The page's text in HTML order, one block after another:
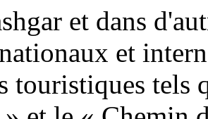
et dans
et
touristiques tels